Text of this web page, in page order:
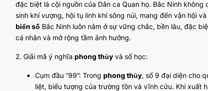
đặc biệt là cội nguồn của Dân ca Quan họ. Bắc Ninh
sinh khí vượng, hội tụ linh khí sông núi, mang đến vận hội
biển số Bắc Ninh luôn nằm ở sự vững chắc, bền lâu, đặc
cá nhân và mở rộng tầm ảnh hưởng.
2. Giải mã ý nghĩa phong thủy và số học:
Cụm đầu “99”: Trong phong thủy, số 9 đại diện cho
liệt, biểu tượng của trường tồn và vĩnh cửu. Khi xuất